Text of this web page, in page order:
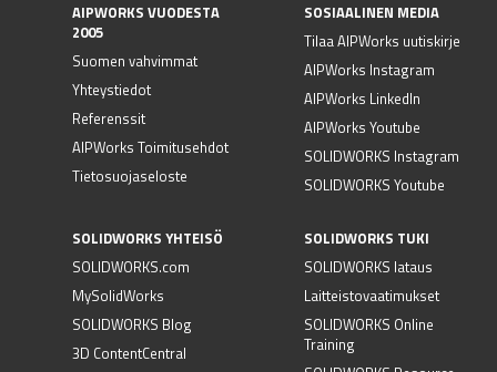
AIPWORKS VUODESTA
2005
Suomen vahvimmat
Yhteystiedot
Referenssit
AIPWorks Toimitusehdot
Tietosuojaseloste
SOSIAALINEN MEDIA
Tilaa AIPWorks uutiskirje
AIPWorks Instagram
AIPWorks LinkedIn
AIPWorks Youtube
SOLIDWORKS Instagram
SOLIDWORKS Youtube
SOLIDWORKS YHTEISÖ
SOLIDWORKS.com
MySolidWorks
SOLIDWORKS Blog
3D ContentCentral
SOLIDWORKS TUKI
SOLIDWORKS lataus
Laitteistovaatimukset
SOLIDWORKS Online
Training